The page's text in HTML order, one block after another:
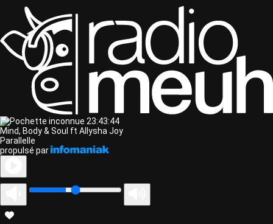
23:43:44
Mind, Body & Soul ft Allysha Joy
Parallelle
propulsé par